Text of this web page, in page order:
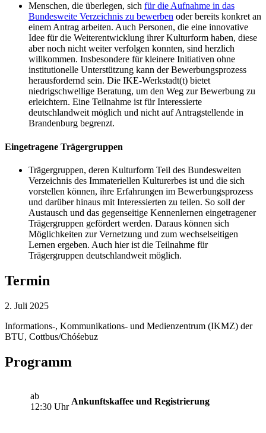
Menschen, die überlegen, sich für die Aufnahme in das
Bundesweite Verzeichnis zu bewerben oder bereits konkret an
einem Antrag arbeiten. Auch Personen, die eine innovative
Idee für die Weiterentwicklung ihrer Kulturform haben, diese
aber noch nicht weiter verfolgen konnten, sind herzlich
willkommen. Insbesondere für kleinere Initiativen ohne
institutionelle Unterstützung kann der Bewerbungsprozess
herausfordernd sein. Die IKE-Werkstadt(t) bietet
niedrigschwellige Beratung, um den Weg zur Bewerbung zu
erleichtern. Eine Teilnahme ist für Interessierte
deutschlandweit möglich und nicht auf Antragstellende in
Brandenburg begrenzt.
Eingetragene Trägergruppen
Trägergruppen, deren Kulturform Teil des Bundesweiten
Verzeichnis des Immateriellen Kulturerbes ist und die sich
vorstellen können, ihre Erfahrungen im Bewerbungsprozess
und darüber hinaus mit Interessierten zu teilen. So soll der
Austausch und das gegenseitige Kennenlernen eingetragener
Trägergruppen gefördert werden. Daraus können sich
Möglichkeiten zur Vernetzung und zum wechselseitigen
Lernen ergeben. Auch hier ist die Teilnahme für
Trägergruppen deutschlandweit möglich.
Termin
2. Juli 2025
Informations-, Kommunikations- und Medienzentrum (IKMZ) der
BTU, Cottbus/Chóśebuz
Programm
ab
12:30 Uhr
Ankunftskaffee und Registrierung